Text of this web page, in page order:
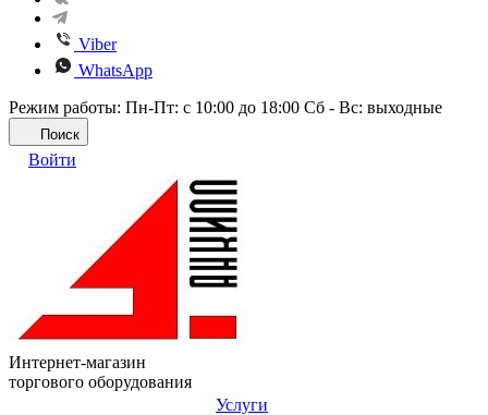
Viber
WhatsApp
Режим работы: Пн-Пт: с 10:00 до 18:00 Сб - Вс: выходные
Поиск
Войти
Интернет-магазин
торгового оборудования
Услуги